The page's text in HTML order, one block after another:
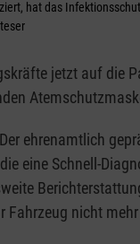
hat das
jetzt auf die
ehrenamtlich
eine Schnell-
Fahrzeug nicht